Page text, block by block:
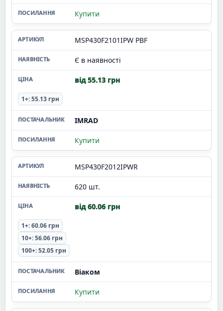
Купити
MSP430F2101IPW PBF
Є в наявності
від 55.13 грн
1+: 55.13 грн
IMRAD
Купити
MSP430F2012IPWR
620 шт.
від 60.06 грн
1+: 60.06 грн
10+: 56.06 грн
100+: 52.05 грн
Віаком
Купити